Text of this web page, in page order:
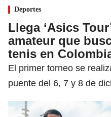
Deportes
Llega ‘Asics
amateur que
tenis en
El primer torneo se
puente del 6, 7 y 8 de